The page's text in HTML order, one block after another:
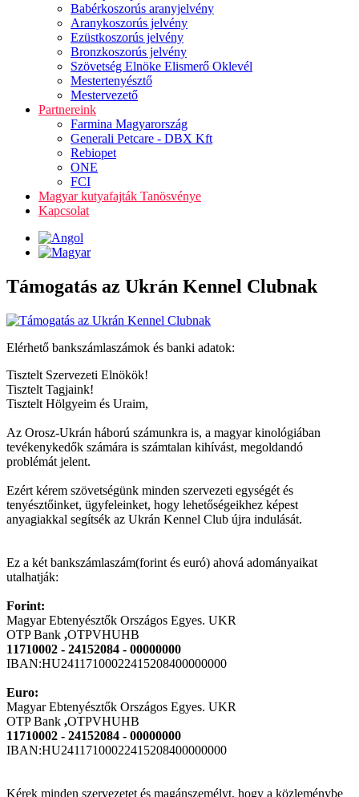
Babérkoszorús aranyjelvény
Aranykoszorús jelvény
Ezüstkoszorús jelvény
Bronzkoszorús jelvény
Szövetség Elnöke Elismerő Oklevél
Mestertenyésztő
Mestervezető
Partnereink
Farmina Magyarország
Generali Petcare - DBX Kft
Rebiopet
ONE
FCI
Magyar kutyafajták Tanösvénye
Kapcsolat
Támogatás az Ukrán Kennel Clubnak
Elérhető bankszámlaszámok és banki adatok:
Tisztelt Szervezeti Elnökök!
Tisztelt Tagjaink!
Tisztelt Hölgyeim és Uraim,
Az Orosz-Ukrán háború számunkra is, a magyar kinológiában
tevékenykedők számára is számtalan kihívást, megoldandó
problémát jelent.
Ezért kérem szövetségünk minden szervezeti egységét és
tenyésztőinket, ügyfeleinket, hogy lehetőségeikhez képest
anyagiakkal segítsék az Ukrán Kennel Club újra indulását.
Ez a két bankszámlaszám(forint és euró) ahová adományaikat
utalhatják:
Forint:
Magyar Ebtenyésztők Országos Egyes. UKR
OTP Bank ,OTPVHUHB
11710002 - 24152084 - 00000000
IBAN:HU24117100022415208400000000
Euro:
Magyar Ebtenyésztők Országos Egyes. UKR
OTP Bank ,OTPVHUHB
11710002 - 24152084 - 00000000
IBAN:HU24117100022415208400000000
Kérek minden szervezetet és magánszemélyt, hogy a közleménybe